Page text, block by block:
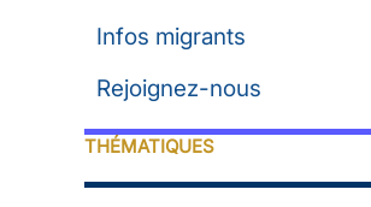
Infos migrants
Rejoignez-nous
THÉMATIQUES